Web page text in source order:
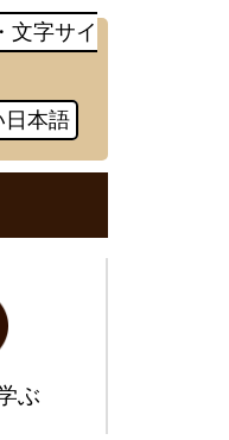
文字サイ
日本語
ぶ